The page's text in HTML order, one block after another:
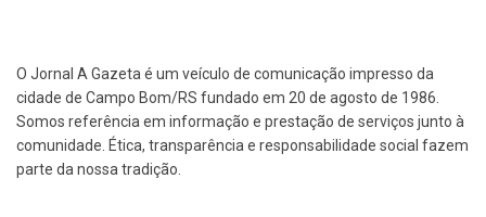
O Jornal A Gazeta é um veículo de comunicação impresso da
cidade de Campo Bom/RS fundado em 20 de agosto de 1986.
Somos referência em informação e prestação de serviços junto à
comunidade. Ética, transparência e responsabilidade social fazem
parte da nossa tradição.